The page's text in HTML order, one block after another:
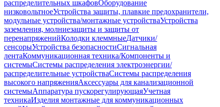
распределительных шкафовОборудование
низковольтноеУстройства защиты, плавкие предохранители,
модульные устройства/монтажные устройстваУстройства
заземления, молниезащиты и защиты от
перенапряженийКолодки клеммныеДатчики/
сенсорыУстройства безопасностиСигнальная
лентаКоммуникационная техника/Компоненты и
системыСистемы распределения электроэнергии/
распределительные устройстваСистемы распределения
высокого напряженияАксессуары для канализационной
системыАппаратура пускорегулирующаяУчетная
техникаИзделия монтажные для коммуникационных